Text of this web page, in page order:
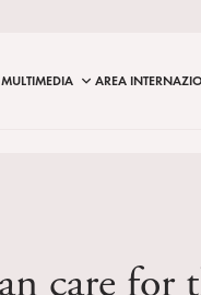
MULTIMEDIA AREA
care